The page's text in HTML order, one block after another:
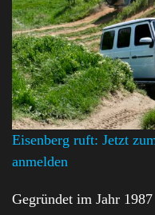
Eisenberg ruft: Jetzt
anmelden
Gegründet im Jahr 1987